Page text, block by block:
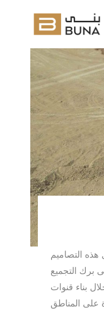
هذه التصاميم
برك التجميع
بناء قنوات
على المناطق